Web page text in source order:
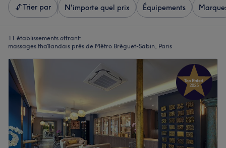
Trier par N'importe quel prix Équipements
11 établissements offrant:
massages thaïlandais près de Métro Bréguet-Sabin, Paris